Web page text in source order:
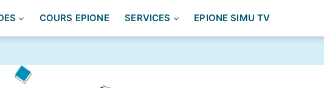
COURS EPIONE SERVICES EPIONE SIMU TV